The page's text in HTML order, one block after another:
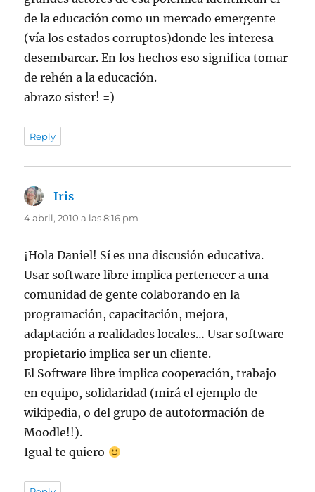
de la educación como un mercado emergente
(vía los estados corruptos)donde les interesa
desembarcar. En los hechos eso significa tomar
de rehén a la educación.
abrazo sister! =)
Reply
Iris
4 abril, 2010 a las 8:16 pm
¡Hola Daniel! Sí es una discusión educativa.
Usar software libre implica pertenecer a una
comunidad de gente colaborando en la
programación, capacitación, mejora,
adaptación a realidades locales… Usar software
propietario implica ser un cliente.
El Software libre implica cooperación, trabajo
en equipo, solidaridad (mirá el ejemplo de
wikipedia, o del grupo de autoformación de
Moodle!!).
Igual te quiero